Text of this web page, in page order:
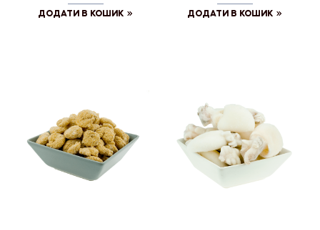
ДОДАТИ В КОШИК ДОДАТИ В КОШИК